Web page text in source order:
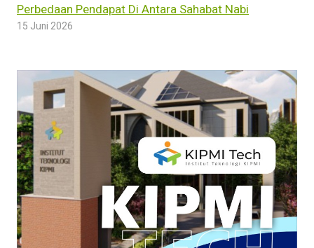
Perbedaan Pendapat Di Antara Sahabat Nabi
15 Juni 2026